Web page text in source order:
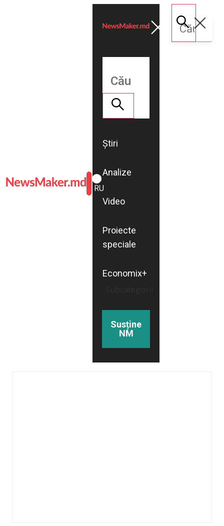
ROMÂNĂ
RU
Știri
Analize
Video
Proiecte
speciale
Economix+
Susține
NM